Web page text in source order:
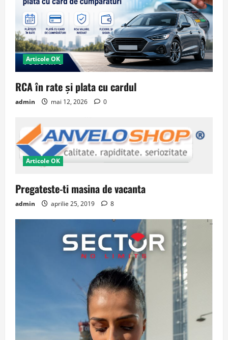
Articole OK
RCA în rate și plata cu cardul
admin mai 12, 2026 0
Articole OK
Pregateste-ti masina de vacanta
admin aprilie 25, 2019 8